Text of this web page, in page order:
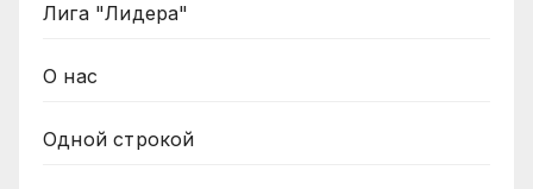
Лига "Лидера"
О нас
Одной строкой